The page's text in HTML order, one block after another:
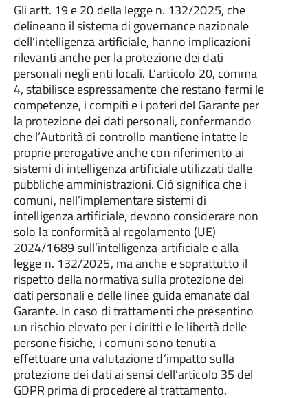
Gli artt. 19 e 20 della legge n. 132/2025, che
delineano il sistema di governance nazionale
dell’intelligenza artificiale, hanno implicazioni
rilevanti anche per la protezione dei dati
personali negli enti locali. L’articolo 20, comma
4, stabilisce espressamente che restano fermi le
competenze, i compiti e i poteri del Garante per
la protezione dei dati personali, confermando
che l’Autorità di controllo mantiene intatte le
proprie prerogative anche con riferimento ai
sistemi di intelligenza artificiale utilizzati dalle
pubbliche amministrazioni. Ciò significa che i
comuni, nell’implementare sistemi di
intelligenza artificiale, devono considerare non
solo la conformità al regolamento (UE)
2024/1689 sull’intelligenza artificiale e alla
legge n. 132/2025, ma anche e soprattutto il
rispetto della normativa sulla protezione dei
dati personali e delle linee guida emanate dal
Garante. In caso di trattamenti che presentino
un rischio elevato per i diritti e le libertà delle
persone fisiche, i comuni sono tenuti a
effettuare una valutazione d’impatto sulla
protezione dei dati ai sensi dell’articolo 35 del
GDPR prima di procedere al trattamento.